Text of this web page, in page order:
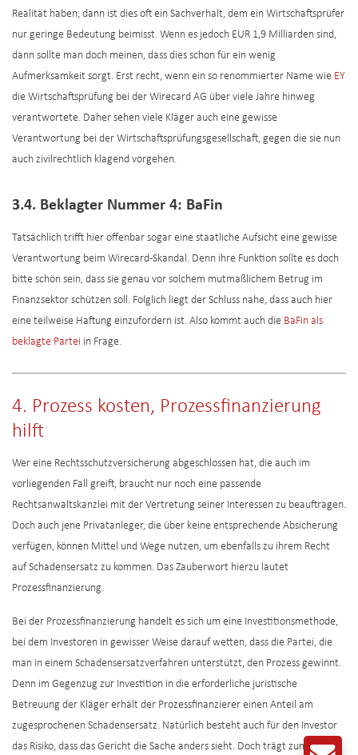
Realität haben, dann ist dies oft ein Sachverhalt, dem ein Wirtschaftsprüfer
nur geringe Bedeutung beimisst. Wenn es jedoch EUR 1,9 Milliarden sind,
dann sollte man doch meinen, dass dies schon für ein wenig
Aufmerksamkeit sorgt. Erst recht, wenn ein so renommierter Name wie EY
die Wirtschaftsprüfung bei der Wirecard AG über viele Jahre hinweg
verantwortete. Daher sehen viele Kläger auch eine gewisse
Verantwortung bei der Wirtschaftsprüfungsgesellschaft, gegen die sie nun
auch zivilrechtlich klagend vorgehen.
3.4. Beklagter Nummer 4: BaFin
Tatsächlich trifft hier offenbar sogar eine staatliche Aufsicht eine gewisse
Verantwortung beim Wirecard-Skandal. Denn ihre Funktion sollte es doch
bitte schön sein, dass sie genau vor solchem mutmaßlichem Betrug im
Finanzsektor schützen soll. Folglich liegt der Schluss nahe, dass auch hier
eine teilweise Haftung einzufordern ist. Also kommt auch die BaFin als
beklagte Partei in Frage.
4. Prozess kosten, Prozessfinanzierung
hilft
Wer eine Rechtsschutzversicherung abgeschlossen hat, die auch im
vorliegenden Fall greift, braucht nur noch eine passende
Rechtsanwaltskanzlei mit der Vertretung seiner Interessen zu beauftragen.
Doch auch jene Privatanleger, die über keine entsprechende Absicherung
verfügen, können Mittel und Wege nutzen, um ebenfalls zu ihrem Recht
auf Schadensersatz zu kommen. Das Zauberwort hierzu lautet
Prozessfinanzierung.
Bei der Prozessfinanzierung handelt es sich um eine Investitionsmethode,
bei dem Investoren in gewisser Weise darauf wetten, dass die Partei, die
man in einem Schadensersatzverfahren unterstützt, den Prozess gewinnt.
Denn im Gegenzug zur Investition in die erforderliche juristische
Betreuung der Kläger erhält der Prozessfinanzierer einen Anteil am
zugesprochenen Schadensersatz. Natürlich besteht auch für den Investor
das Risiko, dass das Gericht die Sache anders sieht. Doch trägt zumindest